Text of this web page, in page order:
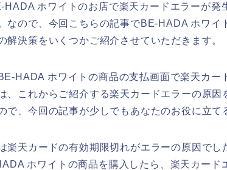
HADA ホワイトのお店で楽天カードエラーが発
なので、今回こちらの記事でBE-HADA ホワイ
解決策をいくつかご紹介させていただきます。
HADA ホワイトの商品の支払画面で楽天カー
、これからご紹介する楽天カードエラーの原因
で、今回の記事が少しでもあなたのお役に立て
楽天カードの有効期限切れがエラーの原因でし
ホワイトの商品を購入したら、楽天カード